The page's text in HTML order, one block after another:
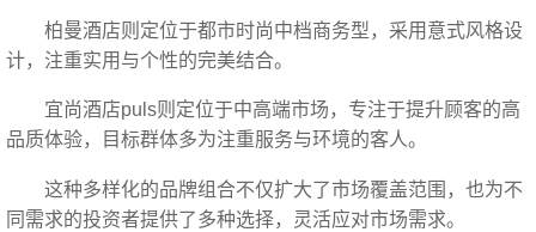
柏曼酒店则定位于都市时尚中档商务型，采用意式风格设
计，注重实用与个性的完美结合。
宜尚酒店puls则定位于中高端市场，专注于提升顾客的高
品质体验，目标群体多为注重服务与环境的客人。
这种多样化的品牌组合不仅扩大了市场覆盖范围，也为不
同需求的投资者提供了多种选择，灵活应对市场需求。